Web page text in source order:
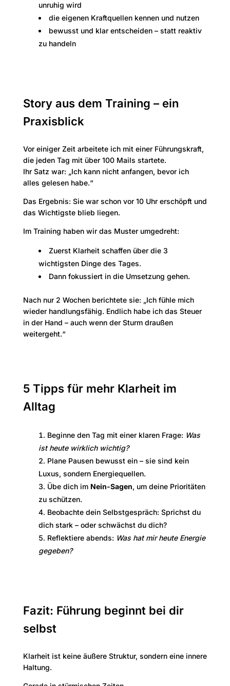
unruhig wird
die eigenen Kraftquellen kennen und nutzen
bewusst und klar entscheiden – statt reaktiv
zu handeln
Story aus dem Training – ein
Praxisblick
Vor einiger Zeit arbeitete ich mit einer Führungskraft,
die jeden Tag mit über 100 Mails startete.
Ihr Satz war: „Ich kann nicht anfangen, bevor ich
alles gelesen habe.“
Das Ergebnis: Sie war schon vor 10 Uhr erschöpft und
das Wichtigste blieb liegen.
Im Training haben wir das Muster umgedreht:
Zuerst Klarheit schaffen über die 3
wichtigsten Dinge des Tages.
Dann fokussiert in die Umsetzung gehen.
Nach nur 2 Wochen berichtete sie: „Ich fühle mich
wieder handlungsfähig. Endlich habe ich das Steuer
in der Hand – auch wenn der Sturm draußen
weitergeht.“
5 Tipps für mehr Klarheit im
Alltag
Beginne den Tag mit einer klaren Frage: Was
ist heute wirklich wichtig?
Plane Pausen bewusst ein – sie sind kein
Luxus, sondern Energiequellen.
Übe dich im Nein-Sagen, um deine Prioritäten
zu schützen.
Beobachte dein Selbstgespräch: Sprichst du
dich stark – oder schwächst du dich?
Reflektiere abends: Was hat mir heute Energie
gegeben?
Fazit: Führung beginnt bei dir
selbst
Klarheit ist keine äußere Struktur, sondern eine innere
Haltung.